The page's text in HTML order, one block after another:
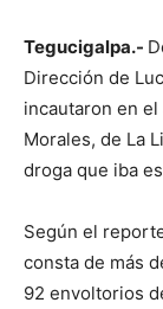
Tegucigalpa.-
Dirección de
incautaron en
Morales, de La
droga que iba
Según el
consta de más
92 envoltorios